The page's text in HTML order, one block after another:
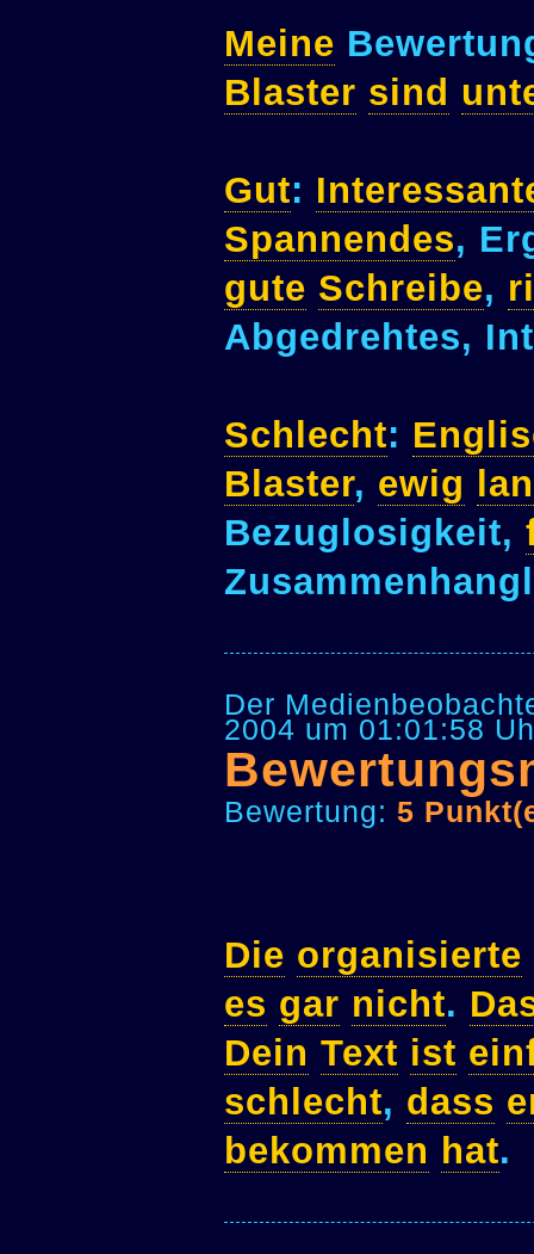
Meine
Blaster sind
Gut:
Spannendes,
gute Schreibe,
Abgedrehtes,
Schlecht:
Blaster, ewig
Bezuglosigkeit,
Der
2004 um 01:01:58
Bewertung: 5
Die organisierte
es gar nicht.
Dein Text ist
schlecht, dass
bekommen hat.